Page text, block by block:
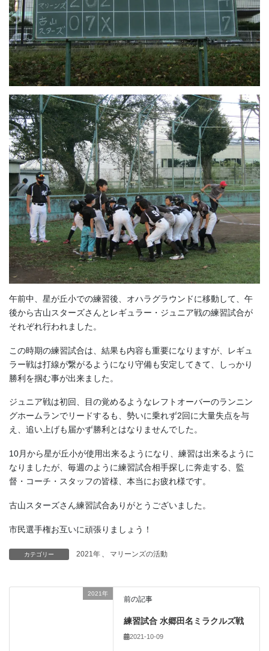
午前中、星が丘小での練習後、オハラグラウンドに移動して、午
後から古山スターズさんとレギュラー・ジュニア戦の練習試合が
それぞれ行われました。
この時期の練習試合は、結果も内容も重要になりますが、レギュ
ラー戦は打線が繋がるようになり守備も安定してきて、しっかり
勝利を掴む事が出来ました。
ジュニア戦は初回、目の覚めるようなレフトオーバーのランニン
グホームランでリードするも、勢いに乗れず2回に大量失点を与
え、追い上げも届かず勝利とはなりませんでした。
10月から星が丘小が使用出来るようになり、練習は出来るように
なりましたが、毎週のように練習試合相手探しに奔走する、監
督・コーチ・スタッフの皆様、本当にお疲れ様です。
古山スターズさん練習試合ありがとうございました。
市民選手権お互いに頑張りましょう！
カテゴリー 2021年 マリーンズの活動
2021年
前の記事
練習試合 水郷田名ミラクルズ戦
2021-10-09